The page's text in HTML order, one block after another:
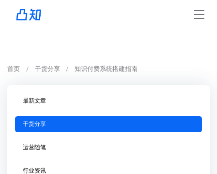
首页 干货分享 知识付费系统搭建指南
最新文章
干货分享
运营随笔
行业资讯